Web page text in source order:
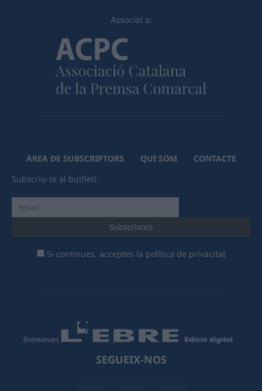
Associat a:
ÀREA DE SUBSCRIPTORS QUI SOM
CONTACTE
Subscriu-te al butlletí
Si continues, acceptes la política de privacitat
SEGUEIX-NOS